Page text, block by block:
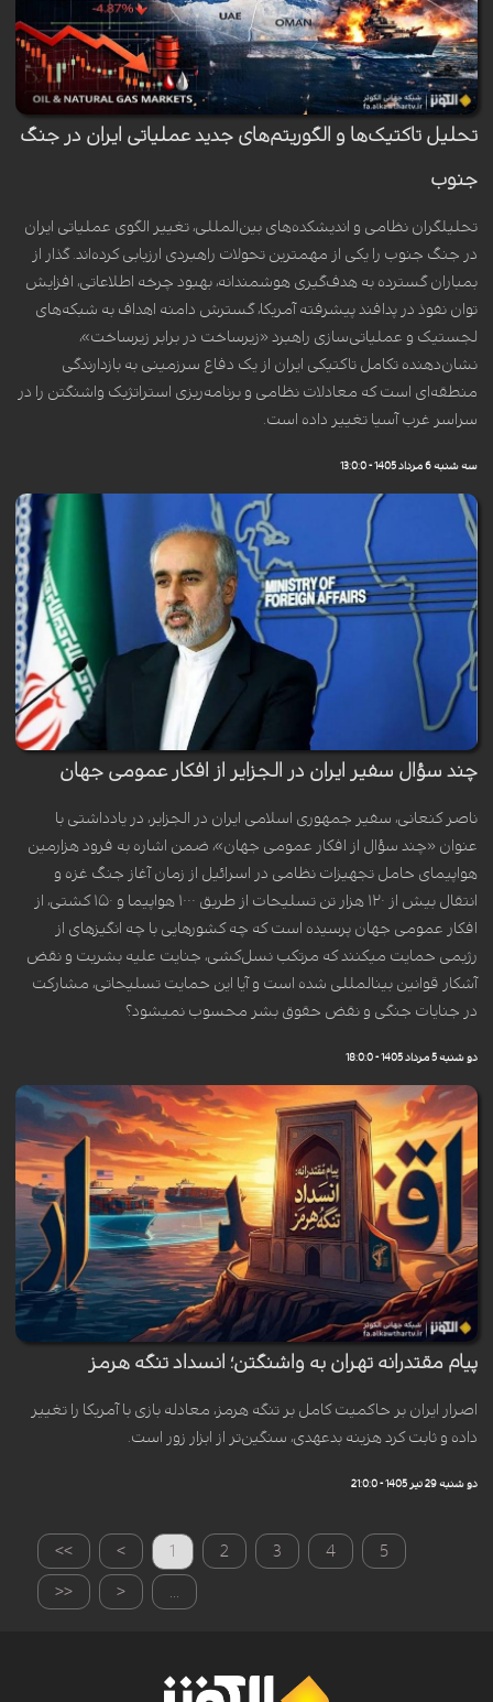
تحلیل تاکتیک‌ها و الگوریتم‌های جدید عملیاتی ایران در جنگ
جنوب
تحلیلگران نظامی و اندیشکده‌های بین‌المللی، تغییر الگوی عملیاتی ایران
در جنگ جنوب را یکی از مهمترین تحولات راهبردی ارزیابی کرده‌اند. گذار از
بمباران گسترده به هدف‌گیری هوشمندانه، بهبود چرخه اطلاعاتی، افزایش
توان نفوذ در پدافند پیشرفته آمریکا، گسترش دامنه اهداف به شبکه‌های
لجستیک و عملیاتی‌سازی راهبرد «زیرساخت در برابر زیرساخت»،
نشان‌دهنده تکامل تاکتیکی ایران از یک دفاع سرزمینی به بازدارندگی
منطقه‌ای است که معادلات نظامی و برنامه‌ریزی استراتژیک واشنگتن را در
سراسر غرب آسیا تغییر داده است.
سه شنبه 6 مرداد 1405 - 13:0:0
چند سؤال سفیر ایران در الجزایر از افکار عمومی جهان
ناصر کنعانی، سفیر جمهوری اسلامی ایران در الجزایر، در یادداشتی با
عنوان «چند سؤال از افکار عمومی جهان»، ضمن اشاره به فرود هزارمین
هواپیمای حامل تجهیزات نظامی در اسرائیل از زمان آغاز جنگ غزه و
انتقال بیش از ۱۲۰ هزار تن تسلیحات از طریق ۱۰۰۰ هواپیما و ۱۵۰ کشتی، از
افکار عمومی جهان پرسیده است که چه کشورهایی با چه انگیزهای از
رژیمی حمایت میکنند که مرتکب نسل‌کشی، جنایت علیه بشریت و نقض
آشکار قوانین بینالمللی شده است و آیا این حمایت تسلیحاتی، مشارکت
در جنایات جنگی و نقض حقوق بشر محسوب نمیشود؟
دو شنبه 5 مرداد 1405 - 18:0:0
پیام مقتدرانه تهران به واشنگتن؛ انسداد تنگه هرمز
اصرار ایران بر حاکمیت کامل بر تنگه هرمز، معادله بازی با آمریکا را تغییر
داده و ثابت کرد هزینه بدعهدی، سنگین‌تر از ابزار زور است.
دو شنبه 29 تیر 1405 - 21:0:0
>> > 1 2 3 4 5
...
<
<<